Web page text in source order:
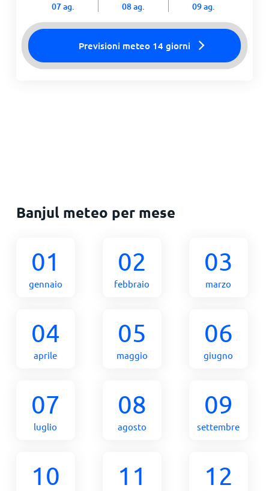
07 ag. 08 ag. 09 ag.
Previsioni meteo 14 giorni
Banjul meteo per mese
01
gennaio
02
febbraio
03
marzo
04
aprile
05
maggio
06
giugno
07
luglio
08
agosto
09
settembre
10 11 12